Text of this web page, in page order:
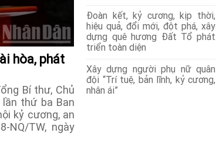
hòa, phát
Bí thư, Chủ
thứ ba Ban
kỷ cương, an
NQ/TW, ngày
Đoàn kết, kỷ cương, kịp thời,
hiệu quả, đổi mới, đột phá, xây
dựng quê hương Đất Tổ phát
triển toàn diện
Xây dựng người phụ nữ quân
đội “Trí tuệ, bản lĩnh, kỷ cương,
nhân ái”